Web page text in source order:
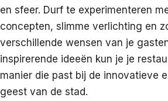
en sfeer. Durf te experimenteren
concepten, slimme verlichting en
verschillende wensen van je
inspirerende ideeën kun je je
manier die past bij de innovatieve
geest van de stad.